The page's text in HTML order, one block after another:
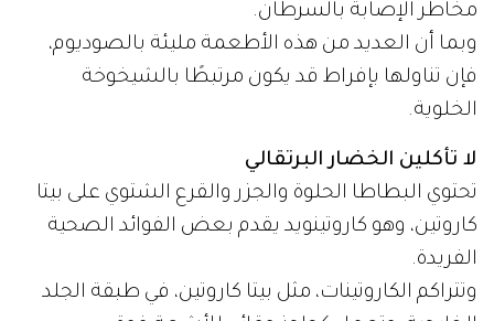
مخاطر الإصابة بالسرطان.
وبما أن العديد من هذه الأطعمة مليئة بالصوديوم،
فإن تناولها بإفراط قد يكون مرتبطًا بالشيخوخة
الخلوية.
لا تأكلين الخضار البرتقالي
تحتوي البطاطا الحلوة والجزر والقرع الشتوي على بيتا
كاروتين، وهو كاروتينويد يقدم بعض الفوائد الصحية
الفريدة.
وتتراكم الكاروتينات، مثل بيتا كاروتين، في طبقة الجلد